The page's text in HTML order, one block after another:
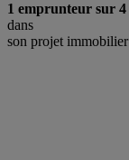
1 emprunteur sur 4
dans
son projet immobilier